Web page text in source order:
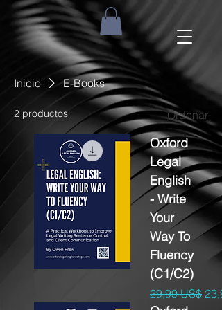
Inicio E-Books
2 productos Ordenar
Oxford
Legal
English
- Write
Your
Way To
Fluency
(C1/C2)
Precio
29,99 US$